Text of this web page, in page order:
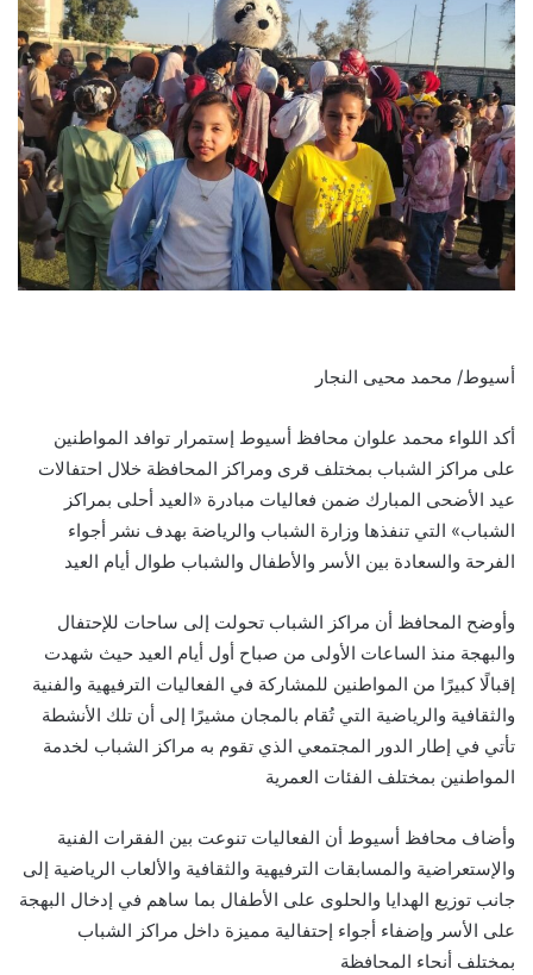
أسيوط/ محمد محيى النجار
أكد اللواء محمد علوان محافظ أسيوط إستمرار توافد المواطنين
على مراكز الشباب بمختلف قرى ومراكز المحافظة خلال احتفالات
عيد الأضحى المبارك ضمن فعاليات مبادرة «العيد أحلى بمراكز
الشباب» التي تنفذها وزارة الشباب والرياضة بهدف نشر أجواء
الفرحة والسعادة بين الأسر والأطفال والشباب طوال أيام العيد
وأوضح المحافظ أن مراكز الشباب تحولت إلى ساحات للإحتفال
والبهجة منذ الساعات الأولى من صباح أول أيام العيد حيث شهدت
إقبالًا كبيرًا من المواطنين للمشاركة في الفعاليات الترفيهية والفنية
والثقافية والرياضية التي تُقام بالمجان مشيرًا إلى أن تلك الأنشطة
تأتي في إطار الدور المجتمعي الذي تقوم به مراكز الشباب لخدمة
المواطنين بمختلف الفئات العمرية
وأضاف محافظ أسيوط أن الفعاليات تنوعت بين الفقرات الفنية
والإستعراضية والمسابقات الترفيهية والثقافية والألعاب الرياضية إلى
جانب توزيع الهدايا والحلوى على الأطفال بما ساهم في إدخال البهجة
على الأسر وإضفاء أجواء إحتفالية مميزة داخل مراكز الشباب
بمختلف أنحاء المحافظة